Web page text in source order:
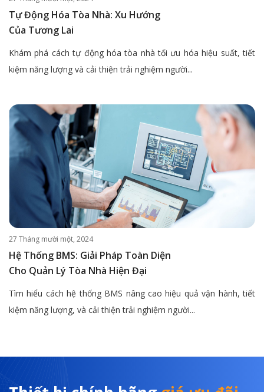
Tự Động Hóa Tòa Nhà: Xu Hướng
Của Tương Lai
Khám phá cách tự động hóa tòa nhà tối ưu hóa hiệu suất, tiết
kiệm năng lượng và cải thiện trải nghiệm người...
27 Tháng mười một, 2024
Hệ Thống BMS: Giải Pháp Toàn Diện
Cho Quản Lý Tòa Nhà Hiện Đại
Tìm hiểu cách hệ thống BMS nâng cao hiệu quả vận hành, tiết
kiệm năng lượng, và cải thiện trải nghiệm người...